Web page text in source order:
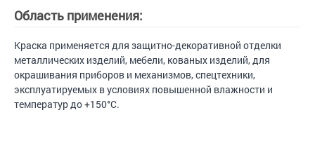
Область применения:
Краска применяется для защитно-декоративной отделки
металлических изделий, мебели, кованых изделий, для
окрашивания приборов и механизмов, спецтехники,
эксплуатируемых в условиях повышенной влажности и
температур до +150°С.